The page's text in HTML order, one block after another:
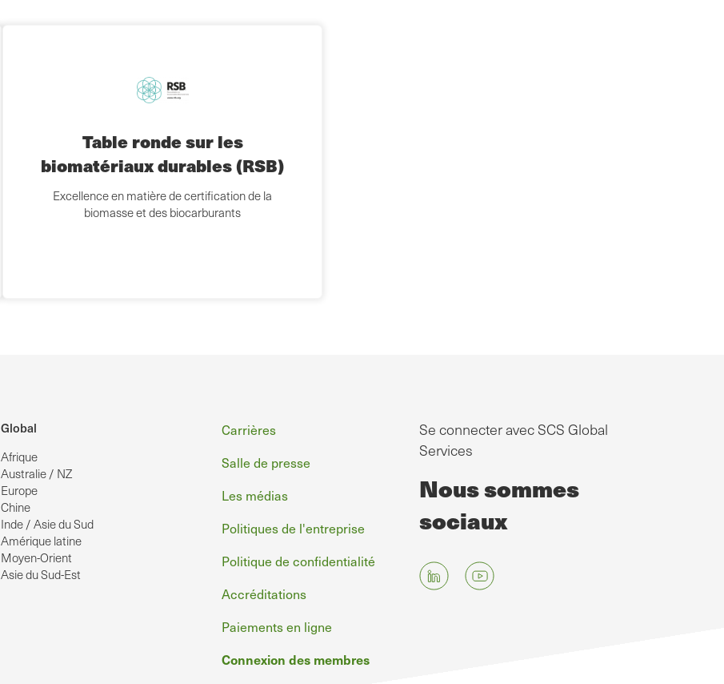
Table ronde sur les
biomatériaux durables (RSB)
Excellence en matière de certification de la
biomasse et des biocarburants
Global
Afrique
Australie / NZ
Europe
Chine
Inde / Asie du Sud
Amérique latine
Moyen-Orient
Asie du Sud-Est
Pied
de
page
Carrières
Salle de presse
Les médias
Politiques de l'entreprise
Politique de confidentialité
Accréditations
Paiements en ligne
Connexion des membres
Se connecter avec SCS Global
Services
Nous sommes
sociaux